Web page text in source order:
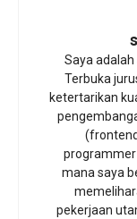
Saya
Terbuka
ketertarikan
programmer
mana saya
pekerjaan